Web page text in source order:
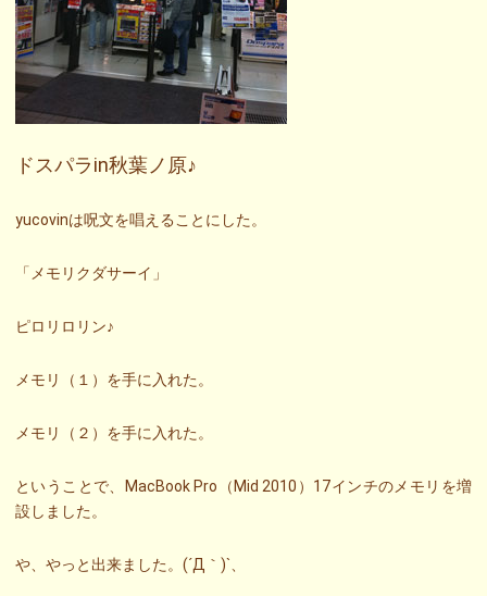
ドスパラin秋葉ノ原♪
yucovinは呪文を唱えることにした。
「メモリクダサーイ」
ピロリロリン♪
メモリ（１）を手に入れた。
メモリ（２）を手に入れた。
ということで、MacBook Pro（Mid 2010）17インチのメモリを増
設しました。
や、やっと出来ました。(´Д｀)`、